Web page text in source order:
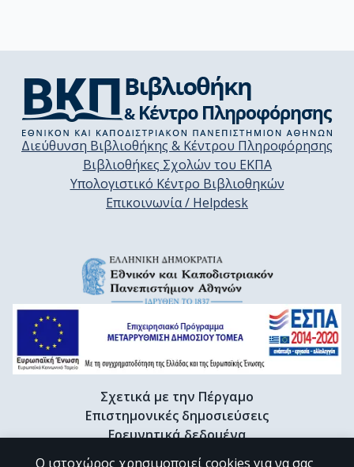
Διεύθυνση Βιβλιοθήκης & Κέντρου Πληροφόρησης
Βιβλιοθήκες Σχολών του ΕΚΠΑ
Υπολογιστικό Κέντρο Βιβλιοθηκών
Επικοινωνία / Helpdesk
Σχετικά με την Πέργαμο
Επιστημονικές δημοσιεύσεις
Ερευνητικά δεδομένα
Διδακτορικές διατριβές & Γκρίζα βιβλιογραφία
Ο ιστοχώρος χρησιμοποιεί cookies για να σας